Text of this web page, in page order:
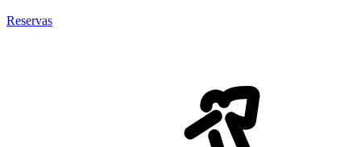
Reservas